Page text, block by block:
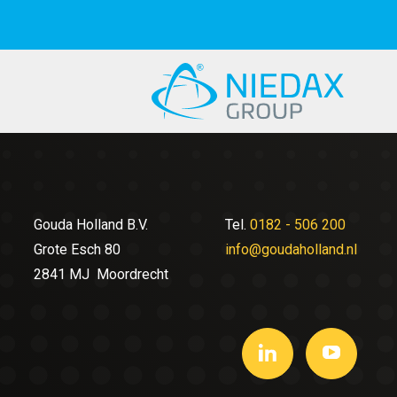
Gouda Holland B.V.
Grote Esch 80
2841 MJ Moordrecht
Tel. 0182 - 506 200
info@goudaholland.nl